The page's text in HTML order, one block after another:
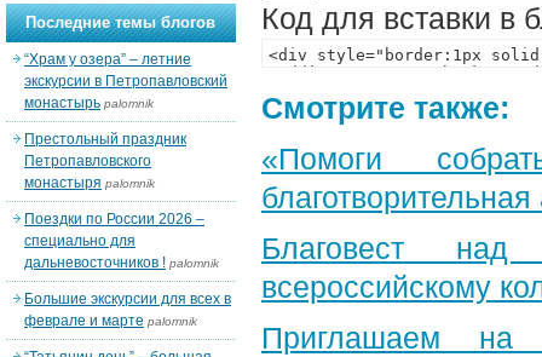
Код для вставки в
Смотрите также:
«Помоги
Благовест
всероссийскому
Приглашаем на
Последние темы блогов
“Храм у озера” – летние
экскурсии в Петропавловский
монастырь palomnik
Престольный праздник
Петропавловского
монастыря palomnik
Поездки по России 2026 –
специально для
дальневосточников ! palomnik
Большие экскурсии для всех в
феврале и марте palomnik